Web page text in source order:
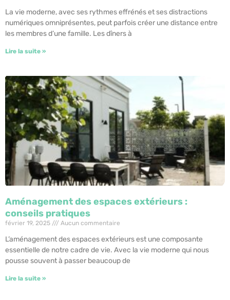
La vie moderne, avec ses rythmes effrénés et ses distractions
numériques omniprésentes, peut parfois créer une distance entre
les membres d’une famille. Les dîners à
Lire la suite »
Aménagement des espaces extérieurs :
conseils pratiques
février 19, 2025 Aucun commentaire
L’aménagement des espaces extérieurs est une composante
essentielle de notre cadre de vie. Avec la vie moderne qui nous
pousse souvent à passer beaucoup de
Lire la suite »